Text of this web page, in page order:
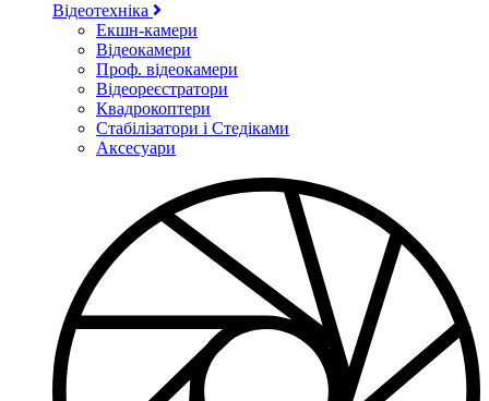
Відеотехніка
Екшн-камери
Відеокамери
Проф. відеокамери
Відеореєстратори
Квадрокоптери
Стабілізатори і Стедіками
Аксесуари